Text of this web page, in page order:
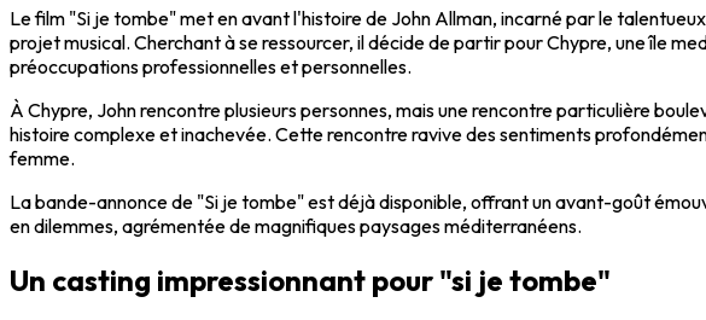
Le film "Si je tombe" met en avant l'histoire de John Allman, incarné par le talentueux
projet musical. Cherchant à se ressourcer, il décide de partir pour Chypre, une île
préoccupations professionnelles et personnelles.
À Chypre, John rencontre plusieurs personnes, mais une rencontre particulière
histoire complexe et inachevée. Cette rencontre ravive des sentiments
femme.
La bande-annonce de "Si je tombe" est déjà disponible, offrant un avant-goût
en dilemmes, agrémentée de magnifiques paysages méditerranéens.
Un casting impressionnant pour "si je tombe"